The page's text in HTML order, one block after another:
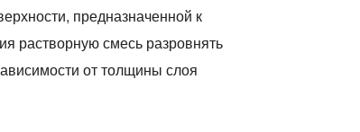
предназначенной к
растворную смесь разровнять
от толщины слоя